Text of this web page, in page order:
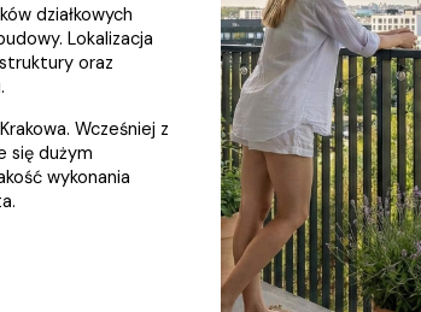
działkowych
Lokalizacja
oraz
Wcześniej z
się dużym
wykonania